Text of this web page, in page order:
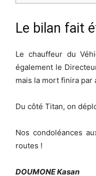
Le bilan fait
Le chauffeur du
également le
mais la mort finira par
Du côté Titan, on
Nos condoléances
routes !
DOUMONE Kasan